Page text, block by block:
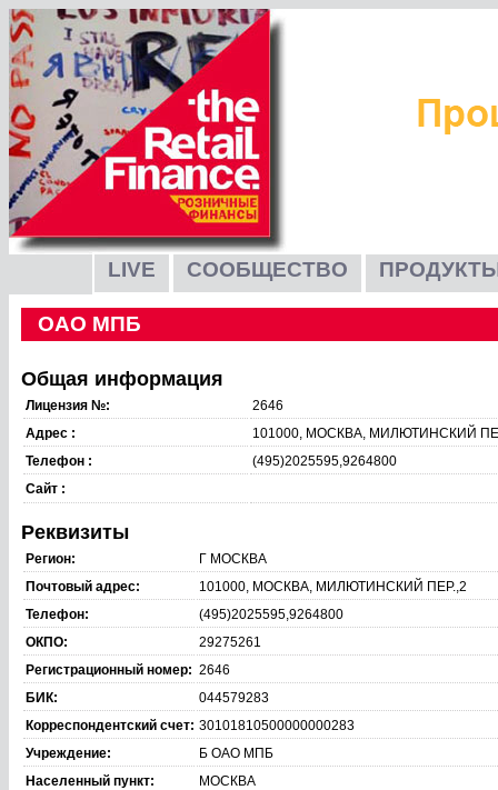
LIVE СООБЩЕСТВО
ОАО МПБ
Общая информация
Лицензия №:
2646
Адрес :
101000, МОСКВА, МИЛЮТИНСКИЙ
Телефон :
(495)2025595,9264800
Сайт :
Реквизиты
Регион:
Г МОСКВА
Почтовый адрес:
101000, МОСКВА, МИЛЮТИНСКИЙ ПЕР.,2
Телефон:
(495)2025595,9264800
ОКПО:
29275261
Регистрационный номер: 2646
БИК:
044579283
Корреспондентский счет: 30101810500000000283
Учреждение:
Б ОАО МПБ
Населенный пункт:
МОСКВА